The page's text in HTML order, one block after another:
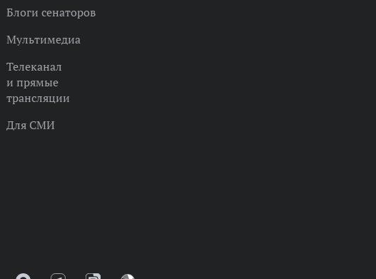
Блоги сенаторов
Мультимедиа
Телеканал
и прямые
трансляции
Для СМИ